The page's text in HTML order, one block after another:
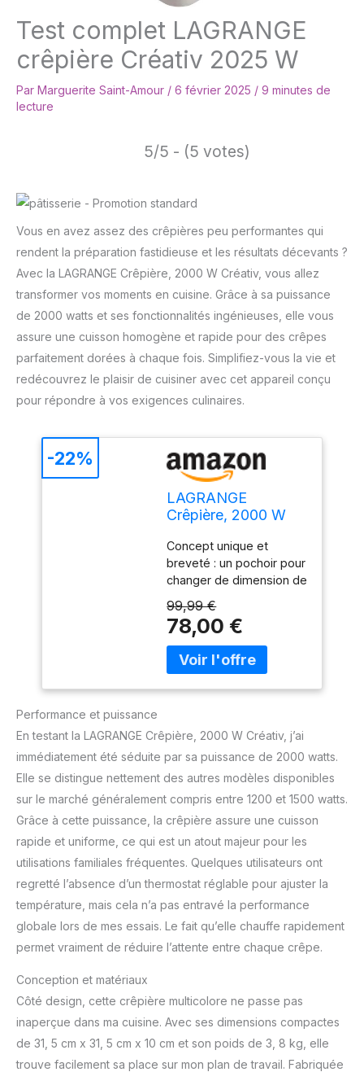
Test complet LAGRANGE
crêpière Créativ 2025 W
Par Marguerite Saint-Amour / 6 février 2025 / 9 minutes de
lecture
5/5 - (5 votes)
Vous en avez assez des crêpières peu performantes qui
rendent la préparation fastidieuse et les résultats décevants ?
Avec la LAGRANGE Crêpière, 2000 W Créativ, vous allez
transformer vos moments en cuisine. Grâce à sa puissance
de 2000 watts et ses fonctionnalités ingénieuses, elle vous
assure une cuisson homogène et rapide pour des crêpes
parfaitement dorées à chaque fois. Simplifiez-vous la vie et
redécouvrez le plaisir de cuisiner avec cet appareil conçu
pour répondre à vos exigences culinaires.
LAGRANGE
Crêpière, 2000 W
Concept unique et
breveté : un pochoir pour
changer de dimension de
Simple d'utilisation et
double fonction : Le
système du pochoir
empêche la pâte de
compact et fonctionnel :
sa forme carrée permet
un rangement optimisé
et s’intègre à tous les
intérieurs avec le coloris
minéral. Adaptée aux
enfants: Les surfaces
sont protégées par
l'enveloppe silicone du
pochoir, réduisant le
risque de brûlures de
99,99 €
78,00 €
-22%
Performance et puissance
En testant la LAGRANGE Crêpière, 2000 W Créativ, j’ai
immédiatement été séduite par sa puissance de 2000 watts.
Elle se distingue nettement des autres modèles disponibles
sur le marché généralement compris entre 1200 et 1500 watts.
Grâce à cette puissance, la crêpière assure une cuisson
rapide et uniforme, ce qui est un atout majeur pour les
utilisations familiales fréquentes. Quelques utilisateurs ont
regretté l’absence d’un thermostat réglable pour ajuster la
température, mais cela n’a pas entravé la performance
globale lors de mes essais. Le fait qu’elle chauffe rapidement
permet vraiment de réduire l’attente entre chaque crêpe.
Conception et matériaux
Côté design, cette crêpière multicolore ne passe pas
inaperçue dans ma cuisine. Avec ses dimensions compactes
de 31, 5 cm x 31, 5 cm x 10 cm et son poids de 3, 8 kg, elle
trouve facilement sa place sur mon plan de travail. Fabriquée